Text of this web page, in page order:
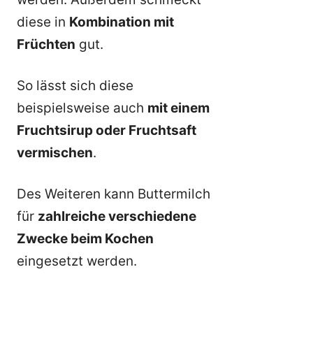
diese in Kombination mit
Früchten gut.
So lässt sich diese
beispielsweise auch mit einem
Fruchtsirup oder Fruchtsaft
vermischen.
Des Weiteren kann Buttermilch
für zahlreiche verschiedene
Zwecke beim Kochen
eingesetzt werden.